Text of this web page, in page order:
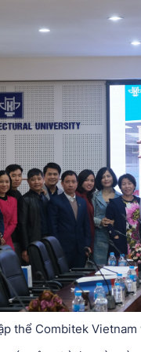
thể Combitek